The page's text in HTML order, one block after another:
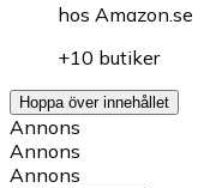
hos Amazon.se
+10 butiker
Hoppa över innehållet
Annons
Annons
Annons